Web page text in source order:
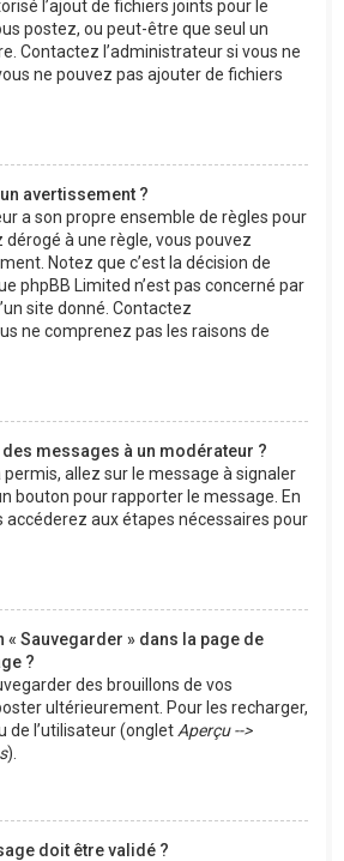
l’ajout de fichiers joints pour le
postez, ou peut-être que seul un
Contactez l’administrateur si vous ne
ne pouvez pas ajouter de fichiers
avertissement ?
a son propre ensemble de règles pour
dérogé à une règle, vous pouvez
Notez que c’est la décision de
phpBB Limited n’est pas concerné par
site donné. Contactez
ne comprenez pas les raisons de
messages à un modérateur ?
permis, allez sur le message à signaler
bouton pour rapporter le message. En
accéderez aux étapes nécessaires pour
« Sauvegarder » dans la page de
?
des brouillons de vos
ultérieurement. Pour les recharger,
de l’utilisateur (onglet Aperçu -->
).
doit être validé ?